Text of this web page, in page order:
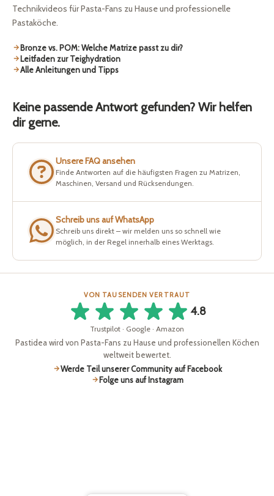
Technikvideos für Pasta-Fans zu Hause und professionelle
Pastaköche.
Bronze vs. POM: Welche Matrize passt zu dir?
Leitfaden zur Teighydration
Alle Anleitungen und Tipps
Keine passende Antwort gefunden? Wir helfen
dir gerne.
Unsere FAQ ansehen
Finde Antworten auf die häufigsten Fragen zu Matrizen,
Maschinen, Versand und Rücksendungen.
Schreib uns auf WhatsApp
Schreib uns direkt – wir melden uns so schnell wie
möglich, in der Regel innerhalb eines Werktags.
VON TAUSENDEN VERTRAUT
4.8
Trustpilot · Google · Amazon
Pastidea wird von Pasta-Fans zu Hause und professionellen Köchen
weltweit bewertet.
Werde Teil unserer Community auf Facebook
Folge uns auf Instagram